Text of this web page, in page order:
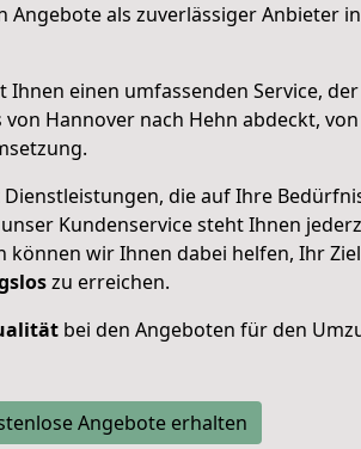
als zuverlässiger Anbieter in
Ihnen einen umfassenden Service,
Hannover nach Hehn abdeckt,
die auf Ihre
Kundenservice steht Ihnen
können wir Ihnen dabei helfen, Ihr Ziel
zu erreichen.
bei den Angeboten für den
Angebote erhalten